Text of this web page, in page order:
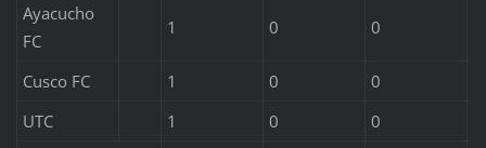
Ayacucho
FC
1 0 0
Cusco FC 1 0 0
UTC
1 0 0